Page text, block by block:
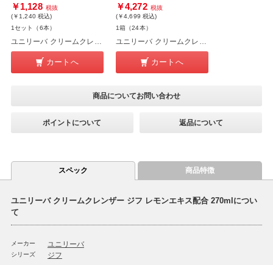
￥1,128 税抜
(￥1,240 税込)
1セット（6本）
カートへ
￥4,272 税抜
(￥4,699 税込)
1箱（24本）
カートへ
商品についてお問い合わせ
ポイントについて 返品について
スペック 商品特徴
ユニリーバ クリームクレンザー ジフ レモンエキス配合 270mlについ
て
メーカー ユニリーバ
シリーズ ジフ